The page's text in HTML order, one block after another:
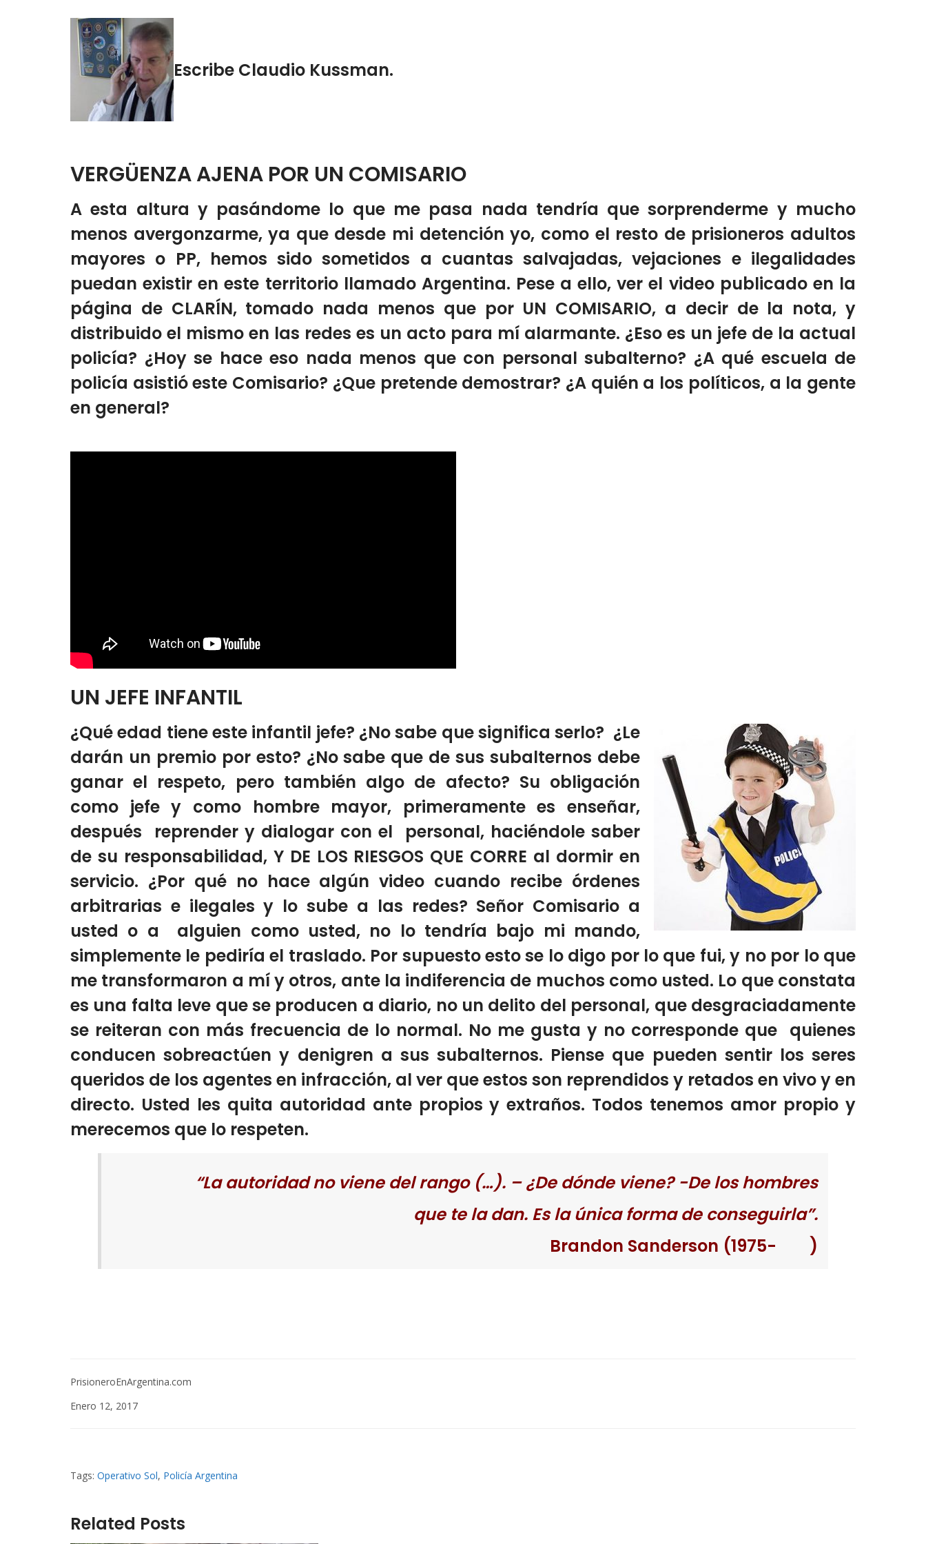
Escribe Claudio Kussman.
VERGÜENZA AJENA POR UN COMISARIO
A esta altura y pasándome lo que me pasa nada tendría que sorprenderme y mucho
menos avergonzarme, ya que desde mi detención yo, como el resto de prisioneros adultos
mayores o PP, hemos sido sometidos a cuantas salvajadas, vejaciones e ilegalidades
puedan existir en este territorio llamado Argentina. Pese a ello, ver el video publicado en la
página de CLARÍN, tomado nada menos que por UN COMISARIO, a decir de la nota, y
distribuido el mismo en las redes es un acto para mí alarmante. ¿Eso es un jefe de la actual
policía? ¿Hoy se hace eso nada menos que con personal subalterno? ¿A qué escuela de
policía asistió este Comisario? ¿Que pretende demostrar? ¿A quién a los políticos, a la gente
en general?
UN JEFE INFANTIL
¿Qué edad tiene este infantil jefe? ¿No sabe que significa serlo? ¿Le
darán un premio por esto? ¿No sabe que de sus subalternos debe
ganar el respeto, pero también algo de afecto? Su obligación
como jefe y como hombre mayor, primeramente es enseñar,
después reprender y dialogar con el personal, haciéndole saber
de su responsabilidad, Y DE LOS RIESGOS QUE CORRE al dormir en
servicio. ¿Por qué no hace algún video cuando recibe órdenes
arbitrarias e ilegales y lo sube a las redes? Señor Comisario a
usted o a alguien como usted, no lo tendría bajo mi mando,
simplemente le pediría el traslado. Por supuesto esto se lo digo por lo que fui, y no por lo que
me transformaron a mí y otros, ante la indiferencia de muchos como usted. Lo que constata
es una falta leve que se producen a diario, no un delito del personal, que desgraciadamente
se reiteran con más frecuencia de lo normal. No me gusta y no corresponde que quienes
conducen sobreactúen y denigren a sus subalternos. Piense que pueden sentir los seres
queridos de los agentes en infracción, al ver que estos son reprendidos y retados en vivo y en
directo. Usted les quita autoridad ante propios y extraños. Todos tenemos amor propio y
merecemos que lo respeten.
“La autoridad no viene del rango (…). – ¿De dónde viene? -De los hombres
que te la dan. Es la única forma de conseguirla”.
Brandon Sanderson (1975- )
PrisioneroEnArgentina.com
Enero 12, 2017
Tags: Operativo Sol, Policía Argentina
Related Posts